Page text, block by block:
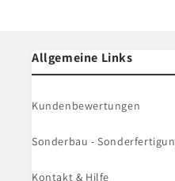
Allgemeine Links
Kundenbewertungen
Sonderbau -
Kontakt & Hilfe